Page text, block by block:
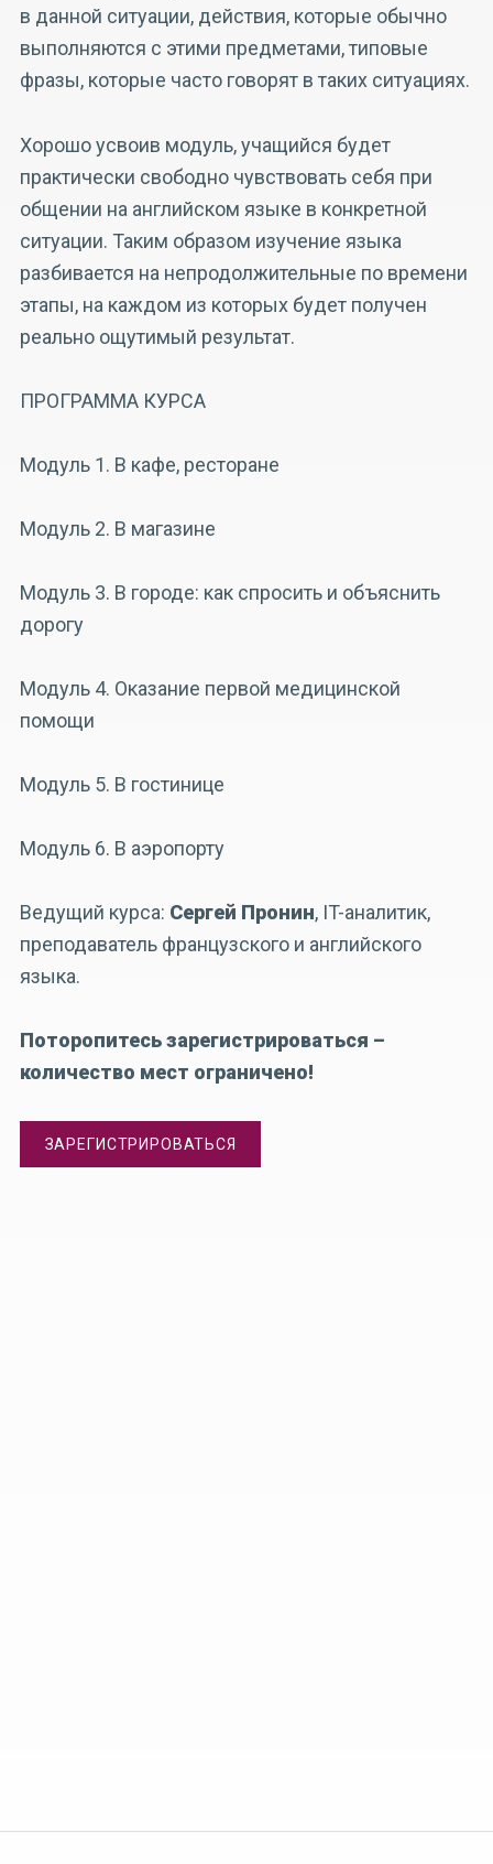
в данной ситуации, действия, которые обычно
выполняются с этими предметами, типовые
фразы, которые часто говорят в таких ситуациях.
Хорошо усвоив модуль, учащийся будет
практически свободно чувствовать себя при
общении на английском языке в конкретной
ситуации. Таким образом изучение языка
разбивается на непродолжительные по времени
этапы, на каждом из которых будет получен
реально ощутимый результат.
ПРОГРАММА КУРСА
Модуль 1. В кафе, ресторане
Модуль 2. В магазине
Модуль 3. В городе: как спросить и объяснить
дорогу
Модуль 4. Оказание первой медицинской
помощи
Модуль 5. В гостинице
Модуль 6. В аэропорту
Ведущий курса: Сергей Пронин, IT-аналитик,
преподаватель французского и английского
языка.
Поторопитесь зарегистрироваться –
количество мест ограничено!
ЗАРЕГИСТРИРОВАТЬСЯ